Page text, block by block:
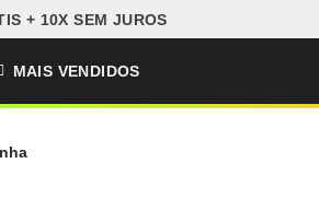
+ 10X SEM JUROS
MAIS VENDIDOS